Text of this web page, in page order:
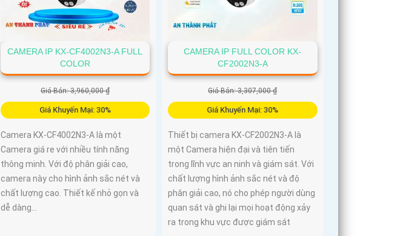
CAMERA IP KX-CF4002N3-A FULL
COLOR
Giá Bán: 3,960,000 ₫
Giá Khuyến Mại: 30%
Camera KX-CF4002N3-A là một
Camera giá re với nhiều tính năng
thông minh. Với độ phân giải cao,
camera này cho hình ảnh sắc nét và
chất lượng cao. Thiết kế nhỏ gọn và
dễ dàng...
CAMERA IP FULL COLOR KX-
CF2002N3-A
Giá Bán: 3,307,000 ₫
Giá Khuyến Mại: 30%
Thiết bị camera KX-CF2002N3-A là
một Camera hiện đại và tiên tiến
trong lĩnh vực an ninh và giám sát. Với
chất lượng hình ảnh sắc nét và độ
phân giải cao, nó cho phép người dùng
quan sát và ghi lại mọi hoạt động xảy
ra trong khu vực được giám sát